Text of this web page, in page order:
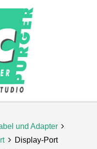
und Adapter
Display-Port